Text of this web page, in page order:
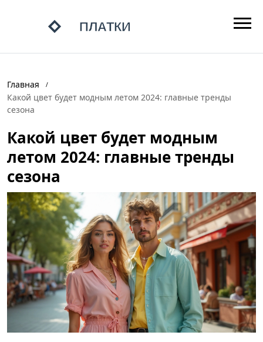
Главная
Какой цвет будет модным летом 2024: главные тренды
сезона
Какой цвет будет модным
летом 2024: главные тренды
сезона